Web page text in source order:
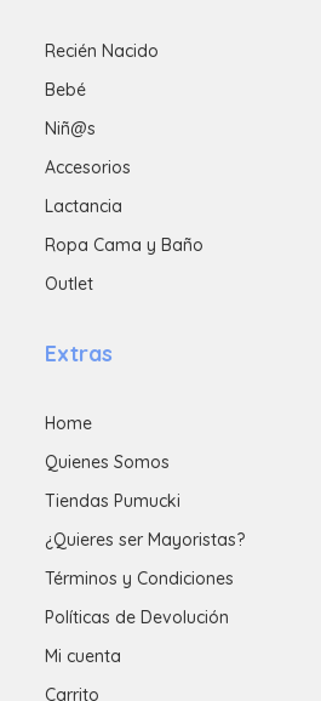
Recién Nacido
Bebé
Niñ@s
Accesorios
Lactancia
Ropa Cama y Baño
Outlet
Extras
Home
Quienes Somos
Tiendas Pumucki
¿Quieres ser Mayoristas?
Términos y Condiciones
Políticas de Devolución
Mi cuenta
Carrito